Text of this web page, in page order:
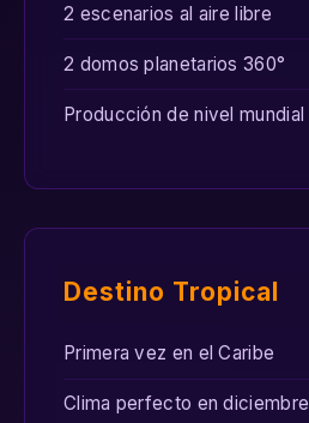
2 escenarios al aire libre
2 domos planetarios 360°
Producción de nivel mundial
Destino Tropical
Primera vez en el Caribe
Clima perfecto en diciembre